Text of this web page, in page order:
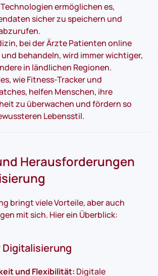
ermöglichen es,
sicher zu speichern und
bei der Ärzte Patienten online
behandeln, wird immer wichtiger,
in ländlichen Regionen.
wie Fitness-Tracker und
helfen Menschen, ihre
zu überwachen und fördern so
Lebensstil.
Herausforderungen
bringt viele Vorteile, aber auch
mit sich. Hier ein Überblick:
und Flexibilität: Digitale